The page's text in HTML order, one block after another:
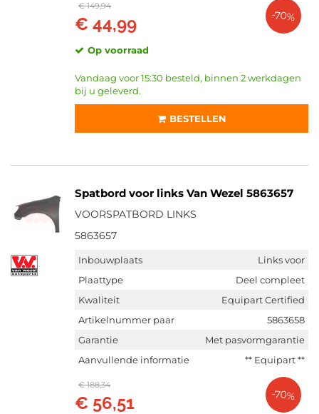
€ 149,94
€ 44,99 -70%
Op voorraad
Vandaag voor 15:30 besteld, binnen 2 werkdagen
bij u geleverd.
BESTELLEN
Spatbord voor links Van Wezel 5863657
VOORSPATBORD LINKS
5863657
Inbouwplaats
Links voor
Plaattype
Deel compleet
Kwaliteit
Equipart Certified
Artikelnummer paar
5863658
Garantie
Met pasvormgarantie
Aanvullende informatie
** Equipart **
€ 188,34
€ 56,51 -70%